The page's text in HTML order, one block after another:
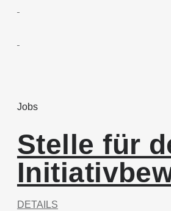
Jobs
Stelle für
DETAILS